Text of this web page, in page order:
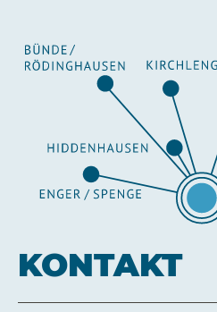
KONTAKT